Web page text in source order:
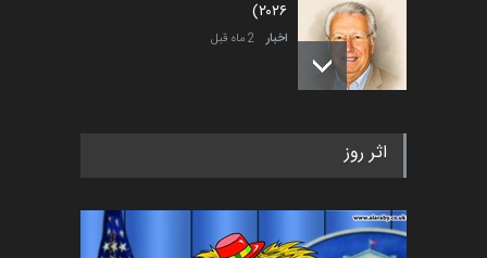
۲۰۲۶)
اخبار 2 ماه قبل
رویداد کارگاهی کارتون و پوستر
اخبار 5 ماه قبل
اثر روز